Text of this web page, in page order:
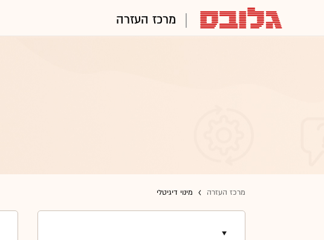
מרכז העזרה
מרכז העזרה מינוי דיגיטלי